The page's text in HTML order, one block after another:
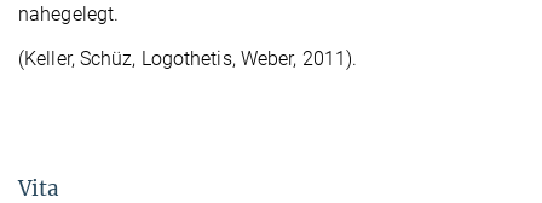
nahegelegt.
(Keller, Schüz, Logothetis, Weber, 2011).
Vita